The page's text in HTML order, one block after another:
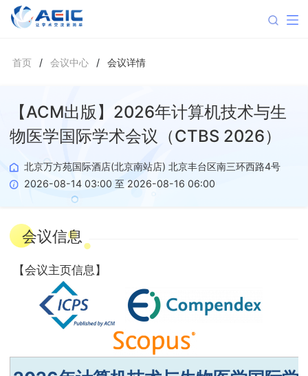
首页 / 会议中心 / 会议详情
【ACM出版】2026年计算机技术与生
物医学国际学术会议（CTBS 2026）
北京万方苑国际酒店(北京南站店) 北京丰台区南三环西路4号
2026-08-14 03:00 至 2026-08-16 06:00
会议信息
【会议主页信息 】